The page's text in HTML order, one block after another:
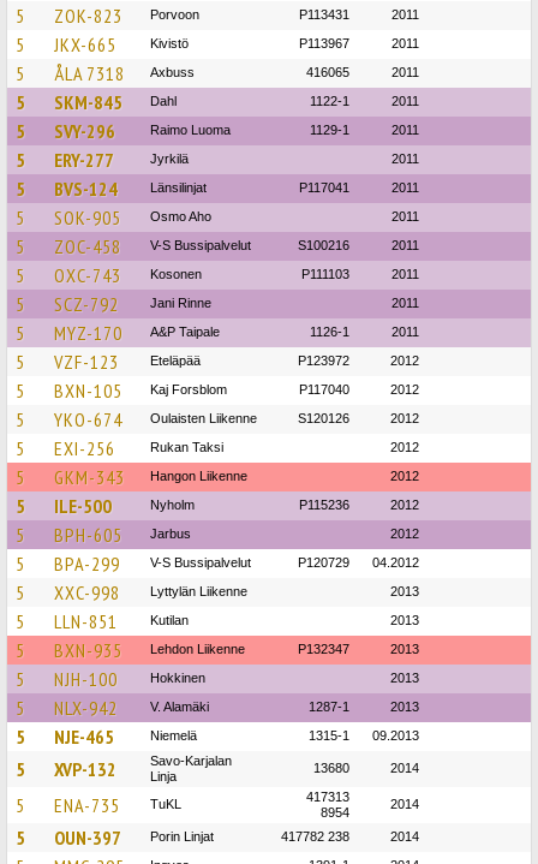
5 ZOK-823 Porvoon P113431 2011
5 JKX-665 Kivistö P113967 2011
5 ÅLA 7318 Axbuss 416065 2011
5 SKM-845 Dahl 1122-1 2011
5 SVY-296 Raimo Luoma 1129-1 2011
5 ERY-277 Jyrkilä 2011
5 BVS-124 Länsilinjat P117041 2011
5 SOK-905 Osmo Aho 2011
5 ZOC-458 V-S Bussipalvelut S100216 2011
5 OXC-743 Kosonen P111103 2011
5 SCZ-792 Jani Rinne 2011
5 MYZ-170 A&P Taipale 1126-1 2011
5 VZF-123 Eteläpää P123972 2012
5 BXN-105 Kaj Forsblom P117040 2012
5 YKO-674 Oulaisten Liikenne S120126 2012
5 EXI-256 Rukan Taksi 2012
5 GKM-343 Hangon Liikenne 2012
5 ILE-500 Nyholm P115236 2012
5 BPH-605 Jarbus 2012
5 BPA-299 V-S Bussipalvelut P120729 04.2012
5 XXC-998 Lyttylän Liikenne 2013
5 LLN-851 Kutilan 2013
5 BXN-935 Lehdon Liikenne P132347 2013
5 NJH-100 Hokkinen 2013
5 NLX-942 V. Alamäki 1287-1 2013
5 NJE-465 Niemelä 1315-1 09.2013
5 XVP-132
Savo-Karjalan
Linja
13680 2014
5 ENA-735 TuKL
417313
8954
2014
5 OUN-397 Porin Linjat 417782 238 2014